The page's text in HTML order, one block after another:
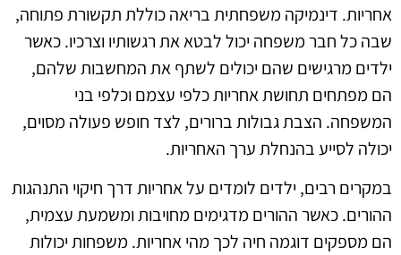
אחריות. דינמיקה משפחתית בריאה כוללת תקשורת פתוחה,
שבה כל חבר משפחה יכול לבטא את רגשותיו וצרכיו. כאשר
ילדים מרגישים שהם יכולים לשתף את המחשבות שלהם,
הם מפתחים תחושת אחריות כלפי עצמם וכלפי בני
המשפחה. הצבת גבולות ברורים, לצד חופש פעולה מסוים,
יכולה לסייע בהנחלת ערך האחריות.
במקרים רבים, ילדים לומדים על אחריות דרך חיקוי התנהגות
ההורים. כאשר ההורים מדגימים מחויבות ומשמעת עצמית,
הם מספקים דוגמה חיה לכך מהי אחריות. משפחות יכולות